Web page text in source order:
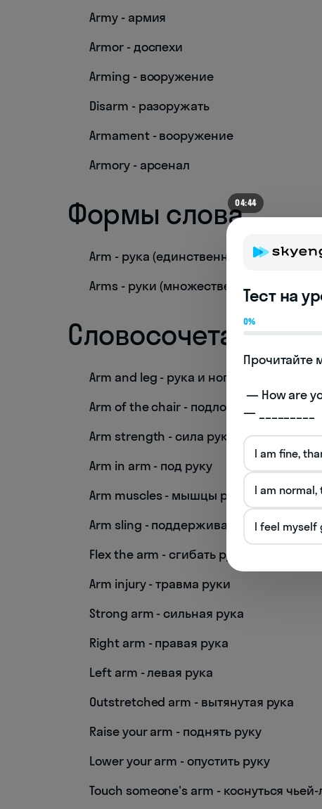
Army - армия
Armor - доспехи
Arming - вооружение
Disarm - разоружать
Armament - вооружение
Armory - арсенал
Формы слова
Arm - рука (единственное число)
Arms - руки (множественное число)
Словосочетания
Arm and leg - рука и нога
Arm of the chair - подлокотник стула
Arm strength - сила рук
Arm in arm - под руку
Arm muscles - мышцы рук
Arm sling - поддерживающая повязка
Flex the arm - сгибать руку
Arm injury - травма руки
Strong arm - сильная рука
Right arm - правая рука
Left arm - левая рука
Outstretched arm - вытянутая рука
Raise your arm - поднять руку
Lower your arm - опустить руку
Touch someone's arm - коснуться
04:39
Тест на
0%
Прочитайте
— _________
I am fine,
I am normal,
I feel myself